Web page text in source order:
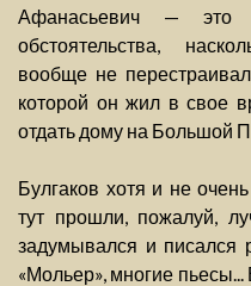
Афанасьевич — это
обстоятельства,
вообще не
которой он жил в свое
отдать дому на Большой
Булгаков хотя и не
тут прошли, пожалуй,
задумывался и писался
«Мольер», многие